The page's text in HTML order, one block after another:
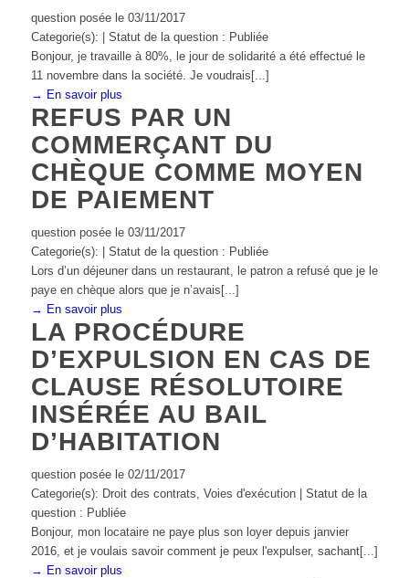
question posée le 03/11/2017
Categorie(s): | Statut de la question : Publiée
Bonjour, je travaille à 80%, le jour de solidarité a été effectué le
11 novembre dans la société. Je voudrais[...]
→ En savoir plus
REFUS PAR UN
COMMERÇANT DU
CHÈQUE COMME MOYEN
DE PAIEMENT
question posée le 03/11/2017
Categorie(s): | Statut de la question : Publiée
Lors d’un déjeuner dans un restaurant, le patron a refusé que je le
paye en chèque alors que je n’avais[...]
→ En savoir plus
LA PROCÉDURE
D’EXPULSION EN CAS DE
CLAUSE RÉSOLUTOIRE
INSÉRÉE AU BAIL
D’HABITATION
question posée le 02/11/2017
Categorie(s): Droit des contrats, Voies d'exécution | Statut de la
question : Publiée
Bonjour, mon locataire ne paye plus son loyer depuis janvier
2016, et je voulais savoir comment je peux l'expulser, sachant[...]
→ En savoir plus